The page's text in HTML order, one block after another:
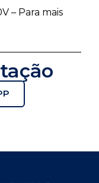
– Para mais